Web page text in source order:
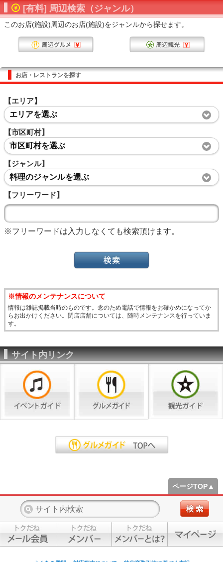
[有料] 周辺検索（ジャンル）
このお店(施設)周辺のお店(施設)をジャンルから探せます。
お店・レストランを探す
【エリア】
エリアを選ぶ
【市区町村】
市区町村を選ぶ
【ジャンル】
料理のジャンルを選ぶ
【フリーワード】
※フリーワードは入力しなくても検索頂けます。
※情報のメンテナンスについて
情報は雑誌掲載当時のものです。念のため電話で情報をお確かめになってか
らお出かけください。閉店店舗については、随時メンテナンスを行っていま
す。
サイト内リンク
ページTOP▲